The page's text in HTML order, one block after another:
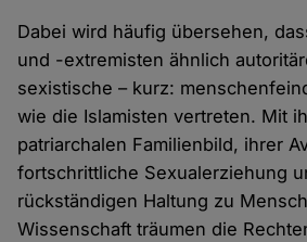
Dabei wird häufig übersehen,
und -extremisten ähnlich
sexistische – kurz:
wie die Islamisten vertreten. Mit
patriarchalen Familienbild, ihrer
fortschrittliche Sexualerziehung
rückständigen Haltung zu
Wissenschaft träumen die